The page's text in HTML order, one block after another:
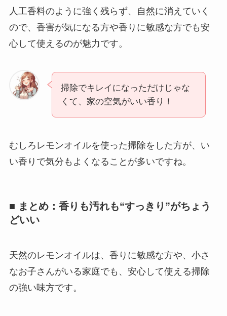
人工香料のように強く残らず、自然に消えていく
ので、香害が気になる方や香りに敏感な方でも安
心して使えるのが魅力です。
掃除でキレイになっただけじゃな
くて、家の空気がいい香り！
むしろレモンオイルを使った掃除をした方が、い
い香りで気分もよくなることが多いですね。
■ まとめ：香りも汚れも“すっきり”がちょう
どいい
天然のレモンオイルは、香りに敏感な方や、小さ
なお子さんがいる家庭でも、安心して使える掃除
の強い味方です。